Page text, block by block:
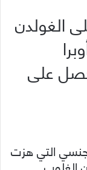
الغولدن
.. وأوبرا
على
التي هزت